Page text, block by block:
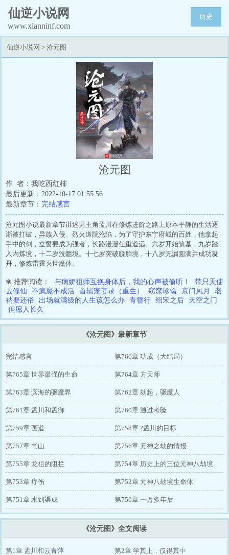
仙逆小说网
www.xianninf.com
历史
仙逆小说网 > 沧元图
沧元图
作 者：我吃西红柿
最后更新：2022-10-17 01:55:56
最新章节： 完结感言
沧元图小说最新章节讲述男主角孟川在修炼进阶之路上原本平静的生活逐
渐被打破，异族入侵、烈火道院沦陷，为了守护东宁府城的百姓，他拿起
手中的剑，立誓要成为强者，长路漫漫任重道远。六岁开始筑基，九岁踏
入内炼境，十二岁洗髓境。十七岁突破脱胎境，十八岁无漏圆满并成功凝
丹，修炼雷霆灭世魔体。
❀ 推荐阅读： 与病娇祖师互换身体后，我的心声被偷听！
带只天使
去修仙
不疯魔不成活 首辅宠妻录（重生） 窈窕珍馐 京门风月
老
衲要还俗
出场就满级的人生该怎么办 青簪行 绍宋之后
天空之门
但愿人长久
《沧元图》最新章节
完结感言 第766章 功成（大结局）
第765章 世界最强的生命 第764章 方天师
第763章 滨海的驱魔界 第762章 劫起，驱魔人
第761章 孟川和孟御 第760章 通过考验
第759章 画道 第758章 ?孟川的目标
第757章 书山 第756章 元神之劫的情报
第755章 龙祖的阻拦 第754章 历史上的三位元神八劫境
第753章 疗伤 第752章 元神八劫境生命体
第751章 水到渠成 第750章 一万多年后
《沧元图》全文阅读
第1章 孟川和云青萍 第2章 学其上，仅得其中